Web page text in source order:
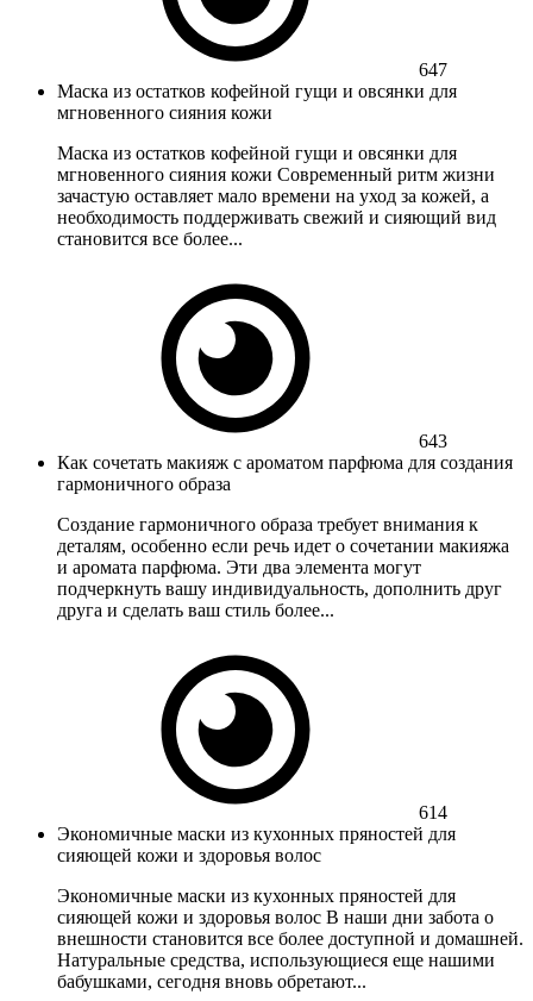
647
Маска из остатков кофейной гущи и овсянки для
мгновенного сияния кожи
Маска из остатков кофейной гущи и овсянки для
мгновенного сияния кожи Современный ритм жизни
зачастую оставляет мало времени на уход за кожей, а
необходимость поддерживать свежий и сияющий вид
становится все более...
643
Как сочетать макияж с ароматом парфюма для создания
гармоничного образа
Создание гармоничного образа требует внимания к
деталям, особенно если речь идет о сочетании макияжа
и аромата парфюма. Эти два элемента могут
подчеркнуть вашу индивидуальность, дополнить друг
друга и сделать ваш стиль более...
614
Экономичные маски из кухонных пряностей для
сияющей кожи и здоровья волос
Экономичные маски из кухонных пряностей для
сияющей кожи и здоровья волос В наши дни забота о
внешности становится все более доступной и домашней.
Натуральные средства, использующиеся еще нашими
бабушками, сегодня вновь обретают...